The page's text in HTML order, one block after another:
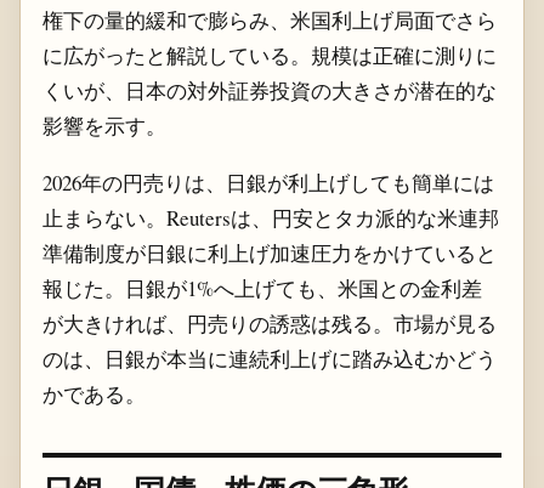
権下の量的緩和で膨らみ、米国利上げ局面でさら
に広がったと解説している。規模は正確に測りに
くいが、日本の対外証券投資の大きさが潜在的な
影響を示す。
2026年の円売りは、日銀が利上げしても簡単には
止まらない。Reutersは、円安とタカ派的な米連邦
準備制度が日銀に利上げ加速圧力をかけていると
報じた。日銀が1%へ上げても、米国との金利差
が大きければ、円売りの誘惑は残る。市場が見る
のは、日銀が本当に連続利上げに踏み込むかどう
かである。